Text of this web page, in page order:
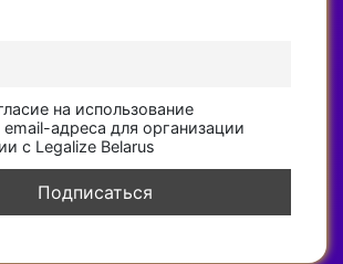
на использование
email-адреса для организации
с Legalize Belarus